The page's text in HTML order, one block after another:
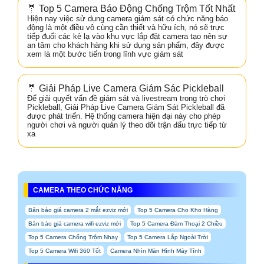
🤵 Top 5 Camera Báo Động Chống Trộm Tốt Nhất
Hiện nay việc sử dụng camera giám sát có chức năng báo
động là một điều vô cùng cần thiết và hữu ích, nó sẽ trực
tiếp đuổi các kẻ lạ vào khu vực lắp đặt camera tạo nên sự
an tâm cho khách hàng khi sử dụng sản phẩm, đây được
xem là một bước tiến trong lĩnh vực giám sát
🤵 Giải Pháp Live Camera Giám Sác Pickleball
Để giải quyết vấn đề giám sát và livestream trong trò chơi
Pickleball, Giải Pháp Live Camera Giám Sát Pickleball đã
được phát triển. Hệ thống camera hiện đại này cho phép
người chơi và người quản lý theo dõi trận đấu trực tiếp từ
xa
CAMERA THEO CHỨC NĂNG
Bản báo giá camera 2 mắt ezviz mới Top 5 Camera Cho Kho Hàng
Bản báo giá camera wifi ezviz mới Top 5 Camera Đàm Thoại 2 Chiều
Top 5 Camera Chống Trộm Nhạy Top 5 Camera Lắp Ngoài Trời
Top 5 Camera Wifi 360 Tốt Camera Nhìn Màn Hình Máy Tính